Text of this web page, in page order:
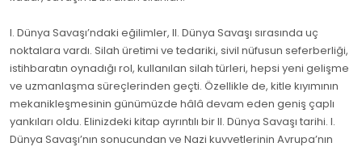
I. Dünya Savaşı’ndaki eğilimler, II. Dünya Savaşı sırasında uç
noktalara vardı. Silah üretimi ve tedariki, sivil nüfusun seferberliği,
istihbaratın oynadığı rol, kullanılan silah türleri, hepsi yeni gelişme
ve uzmanlaşma süreçlerinden geçti. Özellikle de, kitle kıyımının
mekanikleşmesinin günümüzde hâlâ devam eden geniş çaplı
yankıları oldu. Elinizdeki kitap ayrıntılı bir II. Dünya Savaşı tarihi. I.
Dünya Savaşı’nın sonucundan ve Nazi kuvvetlerinin Avrupa’nın